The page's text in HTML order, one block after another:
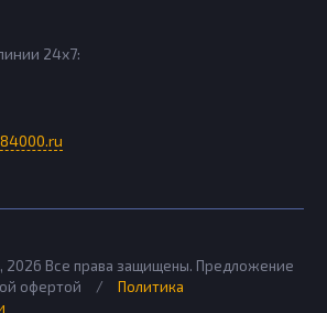
24х7:
2026 Все права защищены. Предложение
офертой
/
Политика